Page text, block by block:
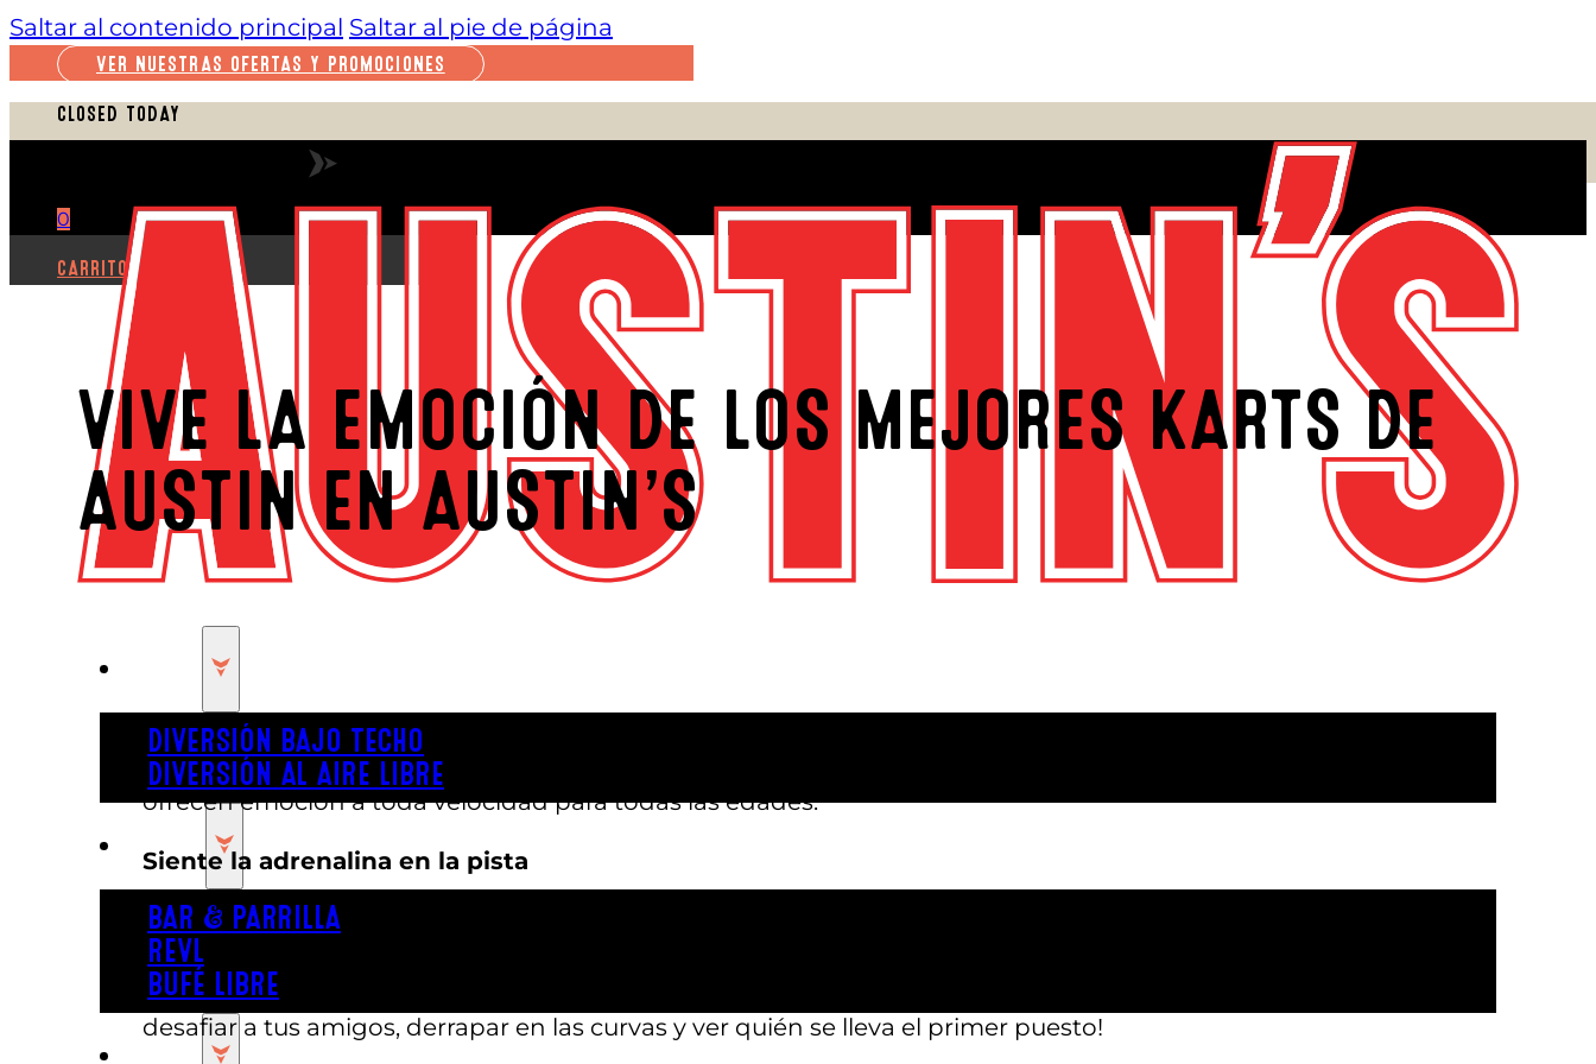
Saltar al contenido principal Saltar al pie de página
VER NUESTRAS OFERTAS Y PROMOCIONES
CLOSED TODAY
0
CARRITO
DIVERSIÓN BAJO TECHO
DIVERSIÓN AL AIRE LIBRE
BAR & PARRILLA
REVL
BUFÉ LIBRE
VIVE LA EMOCIÓN DE LOS MEJORES KARTS DE
AUSTIN EN AUSTIN’S
Si buscas losmejores karts de Austin
planifiques un día en familia o simplemente busques algo divertido que hacer en Austin, nuestros karts
ofrecen emoción a toda velocidad para todas las edades.
Siente la adrenalina en la pista
En Austin’s Park, nuestra pista de karts al aire libre está diseñada para la velocidad, la diversión y la
competición amistosa. Desde curvas cerradas hasta rectas, cada vuelta está llena de emoción. Nuestros karts
son fáciles de conducir, por lo que tanto niños como adultos pueden unirse a la acción. ¡Prepárate para
desafiar a tus amigos, derrapar en las curvas y ver quién se lleva el primer puesto!